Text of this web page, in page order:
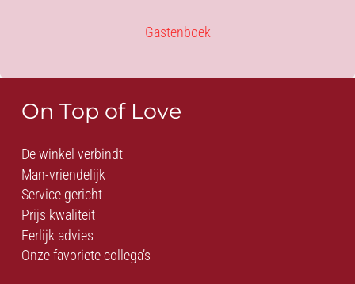
Gastenboek
On Top of Love
De winkel verbindt
Man-vriendelijk
Service gericht
Prijs kwaliteit
Eerlijk advies
Onze favoriete collega’s